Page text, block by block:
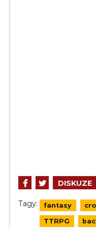
DISKUZE
Tagy: fantasy
TTRPG